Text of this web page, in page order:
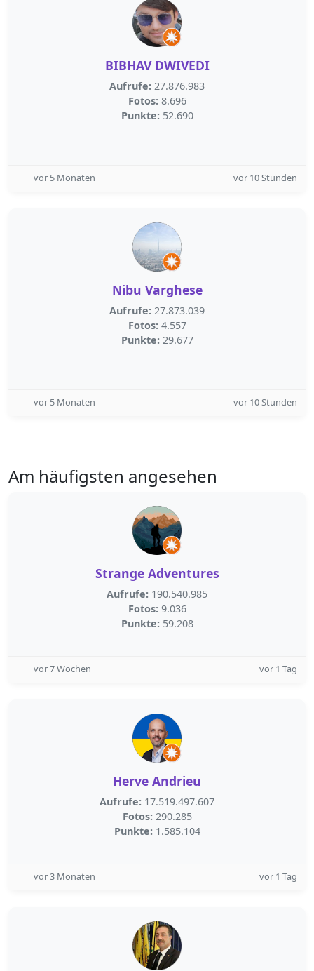
BIBHAV DWIVEDI
Aufrufe: 27.876.983
Fotos: 8.696
Punkte: 52.690
vor 5 Monaten vor 10 Stunden
Nibu Varghese
Aufrufe: 27.873.039
Fotos: 4.557
Punkte: 29.677
vor 5 Monaten vor 10 Stunden
Am häufigsten angesehen
Strange Adventures
Aufrufe: 190.540.985
Fotos: 9.036
Punkte: 59.208
vor 7 Wochen vor 1 Tag
Herve Andrieu
Aufrufe: 17.519.497.607
Fotos: 290.285
Punkte: 1.585.104
vor 3 Monaten vor 1 Tag